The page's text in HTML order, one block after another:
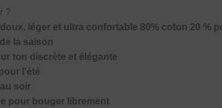
?
léger et ultra confortable 80% coton 20 %
la saison
ton discrète et élégante
l’été
soir
pour bouger librement